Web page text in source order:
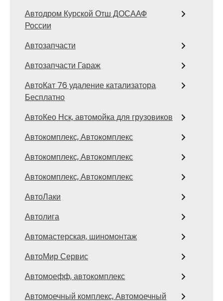
Автодром Курской Отш ДОСААФ
России
Автозапчасти
Автозапчасти Гараж
АвтоКат 76 удаление катализатора
Бесплатно
АвтоКео Нск, автомойка для грузовиков
Автокомплекс, Автокомплекс
Автокомплекс, Автокомплекс
Автокомплекс, Автокомплекс
АвтоЛаки
Автолига
Автомастерская, шиномонтаж
АвтоМир Сервис
Автомоефф, автокомплекс
Автомоечный комплекс, Автомоечный